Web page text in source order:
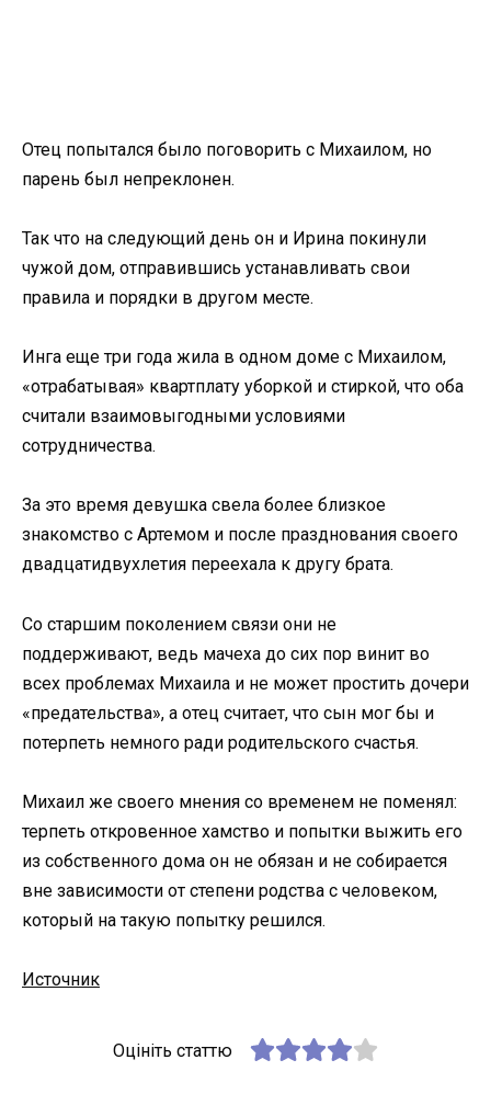
Отец попытался было поговорить с Михаилом, но
парень был непреклонен.
Так что на следующий день он и Ирина покинули
чужой дом, отправившись устанавливать свои
правила и порядки в другом месте.
Инга еще три года жила в одном доме с Михаилом,
«отрабатывая» квартплату уборкой и стиркой, что оба
считали взаимовыгодными условиями
сотрудничества.
За это время девушка свела более близкое
знакомство с Артемом и после празднования своего
двадцатидвухлетия переехала к другу брата.
Со старшим поколением связи они не
поддерживают, ведь мачеха до сих пор винит во
всех проблемах Михаила и не может простить дочери
«предательства», а отец считает, что сын мог бы и
потерпеть немного ради родительского счастья.
Михаил же своего мнения со временем не поменял:
терпеть откровенное хамство и попытки выжить его
из собственного дома он не обязан и не собирается
вне зависимости от степени родства с человеком,
который на такую попытку решился.
Источник
Оцініть статтю